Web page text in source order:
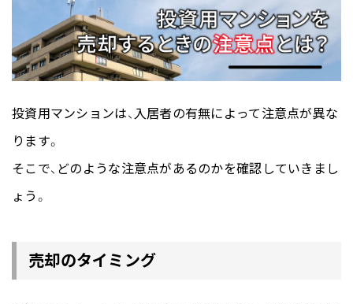
投資用マンションは、入居者の有無によって注意点が異な
ります。
そこで、どのような注意点があるのかを確認していきまし
ょう。
売却のタイミング